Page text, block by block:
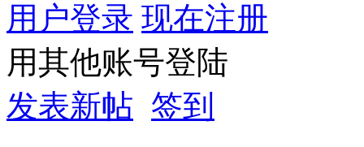
用户登录 现在注册
用其他账号登陆
发表新帖 签到